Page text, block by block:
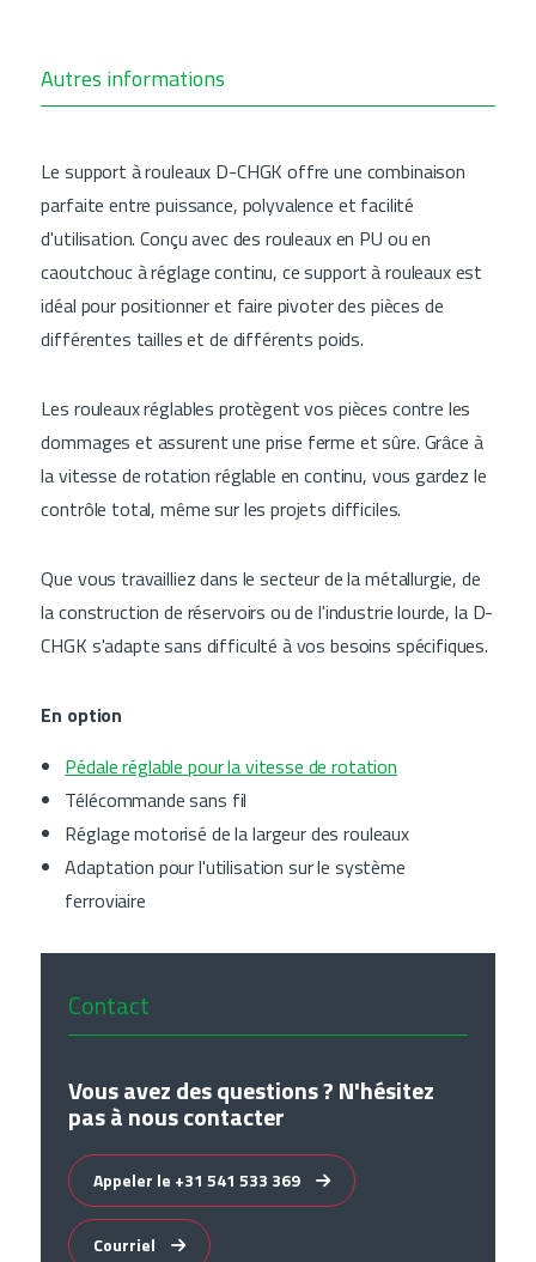
Autres informations
Le support à rouleaux D-CHGK offre une combinaison
parfaite entre puissance, polyvalence et facilité
d'utilisation. Conçu avec des rouleaux en PU ou en
caoutchouc à réglage continu, ce support à rouleaux est
idéal pour positionner et faire pivoter des pièces de
différentes tailles et de différents poids.
Les rouleaux réglables protègent vos pièces contre les
dommages et assurent une prise ferme et sûre. Grâce à
la vitesse de rotation réglable en continu, vous gardez le
contrôle total, même sur les projets difficiles.
Que vous travailliez dans le secteur de la métallurgie, de
la construction de réservoirs ou de l'industrie lourde, la D-
CHGK s'adapte sans difficulté à vos besoins spécifiques.
En option
Pédale réglable pour la vitesse de rotation
Télécommande sans fil
Réglage motorisé de la largeur des rouleaux
Adaptation pour l'utilisation sur le système
ferroviaire
Contact
Vous avez des questions ? N'hésitez
pas à nous contacter
Appeler le +31 541 533 369
Courriel